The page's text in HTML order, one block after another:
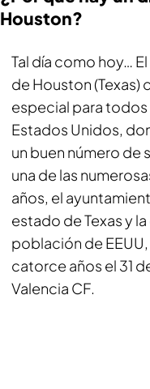
Houston?
Tal día como hoy…
de Houston (Texas)
especial para todos
Estados Unidos,
un buen número
una de las
años, el
estado de Texas y
población de
catorce años el 31
Valencia CF.